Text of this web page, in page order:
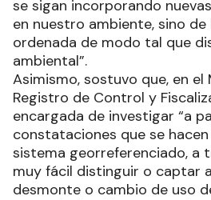
se sigan incorporando
en nuestro ambiente, sino
ordenada de modo tal que
ambiental”.
Asimismo, sostuvo que, en el
Registro de Control y
encargada de investigar “a
constataciones que se
sistema georreferenciado, a
muy fácil distinguir o captar
desmonte o cambio de uso